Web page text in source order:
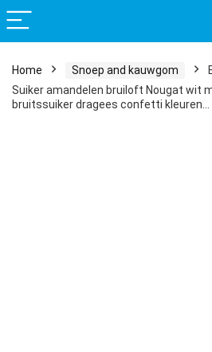
Home Snoep and kauwgom
Suiker amandelen bruiloft Nougat wit
bruitssuiker dragees confetti kleuren…